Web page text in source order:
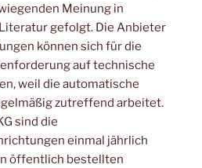
Meinung in
gefolgt. Die Anbieter
können sich für die
auf technische
weil die automatische
zutreffend arbeitet.
sind die
einmal jährlich
öffentlich bestellten